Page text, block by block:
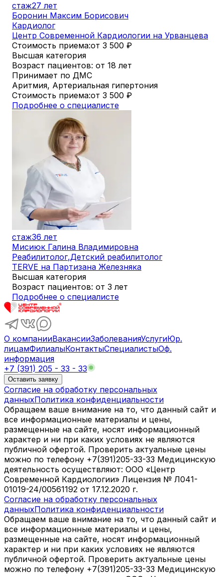
стаж27 лет
Боронин Максим Борисович
Кардиолог
Центр Современной Кардиологии на Урванцева
Стоимость приема:от 3 500 ₽
Высшая категория
Возраст пациентов: от 18 лет
Принимает по ДМС
Аритмия, Артериальная гипертония
Стоимость приема:от 3 500 ₽
Подробнее о специалисте
стаж36 лет
Мисиюк Галина Владимировна
Реабилитолог,Детский реабилитолог
TERVE на Партизана Железняка
Высшая категория
Возраст пациентов: от 3 лет
Подробнее о специалисте
О компанииВакансииЗаболеванияУслугиЮр.
лицамФилиалыКонтактыСпециалистыОф.
информация
+7 (391) 205 - 33 - 33
Оставить заявку
Согласие на обработку персональных
данныхПолитика конфиденциальности
Обращаем ваше внимание на то, что данный сайт и
все информационные материалы и цены,
размещенные на сайте, носят информационный
характер и ни при каких условиях не являются
публичной офертой. Проверить актуальные цены
можно по телефону +7(391)205-33-33 Медицинскую
деятельность осуществляют: ООО «Центр
Современной Кардиологии» Лицензия № Л041-
01019-24/00561192 от 17.12.2020 г.
Согласие на обработку персональных
данныхПолитика конфиденциальности
Обращаем ваше внимание на то, что данный сайт и
все информационные материалы и цены,
размещенные на сайте, носят информационный
характер и ни при каких условиях не являются
публичной офертой. Проверить актуальные цены
можно по телефону +7(391)205-33-33 Медицинскую